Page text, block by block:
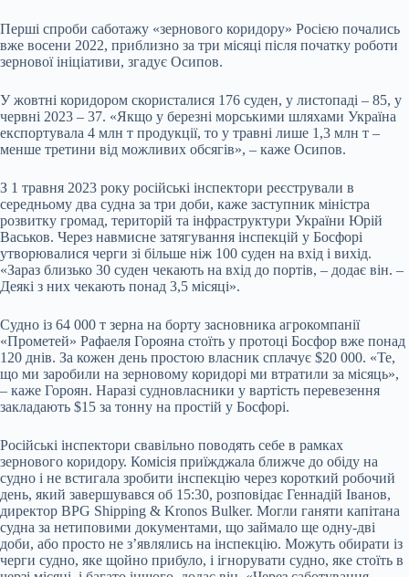
Перші спроби саботажу «зернового коридору» Росією почались
вже восени 2022, приблизно за три місяці після початку роботи
зернової ініціативи, згадує Осипов.
У жовтні коридором скористалися 176 суден, у листопаді – 85, у
червні 2023 – 37. «Якщо у березні морськими шляхами Україна
експортувала 4 млн т продукції, то у травні лише 1,3 млн т –
менше третини від можливих обсягів», – каже Осипов.
З 1 травня 2023 року російські інспектори реєстрували в
середньому два судна за три доби, каже заступник міністра
розвитку громад, територій та інфраструктури України Юрій
Васьков. Через навмисне затягування інспекцій у Босфорі
утворювалися черги зі більше ніж 100 суден на вхід і вихід.
«Зараз близько 30 суден чекають на вхід до портів, – додає він. –
Деякі з них чекають понад 3,5 місяці».
Судно із 64 000 т зерна на борту засновника агрокомпанії
«Прометей» Рафаеля Горояна стоїть у протоці Босфор вже понад
120 днів. За кожен день простою власник сплачує $20 000. «Те,
що ми заробили на зерновому коридорі ми втратили за місяць»,
– каже Гороян. Наразі судновласники у вартість перевезення
закладають $15 за тонну на простій у Босфорі.
Російські інспектори свавільно поводять себе в рамках
зернового коридору. Комісія приїжджала ближче до обіду на
судно і не встигала зробити інспекцію через короткий робочий
день, який завершувався об 15:30, розповідає Геннадій Іванов,
директор BPG Shipping & Kronos Bulker. Могли ганяти капітана
судна за нетиповими документами, що займало ще одну-дві
доби, або просто не зʼявлялись на інспекцію. Можуть обирати із
черги судно, яке щойно прибуло, і ігнорувати судно, яке стоїть в